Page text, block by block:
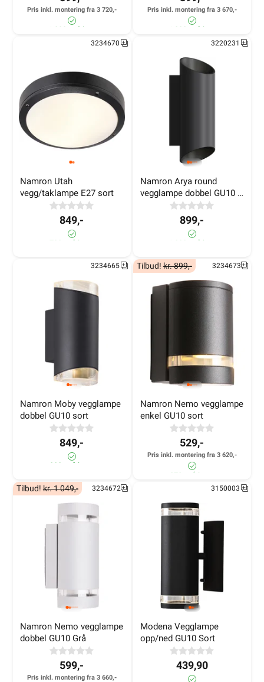
Pris inkl. montering fra 3 720,-
>1 000+ på lager
Pris inkl. montering fra 3 670,-
>1 000+ på lager
Namron Utah
vegg/taklampe E27 sort
3234670
849,-
790+ på lager
Namron Arya round
vegglampe dobbel GU10
3220231
899,-
>1 000+ på lager
Namron Moby vegglampe
dobbel GU10 sort
3234665
849,-
800+ på lager
Namron Nemo vegglampe
enkel GU10 sort
Tilbud!kr. 899,- 3234673
529,-
Pris inkl. montering fra 3 620,-
870+ på lager
Namron Nemo vegglampe
dobbel GU10 Grå
Tilbud!kr. 1 049,- 3234672
599,-
Pris inkl. montering fra 3 660,-
Modena Vegglampe
opp/ned GU10 Sort
3150003
439,90